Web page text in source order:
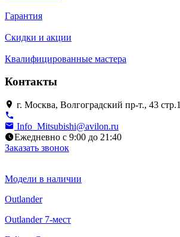
Гарантия
Скидки и акции
Квалифицированные мастера
Контакты
г. Москва, Волгоградский пр-т., 43 стр.1
Info_Mitsubishi@avilon.ru
Ежедневно с 9:00 до 21:40
Заказать звонок
Модели в наличии
Outlander
Outlander 7-мест